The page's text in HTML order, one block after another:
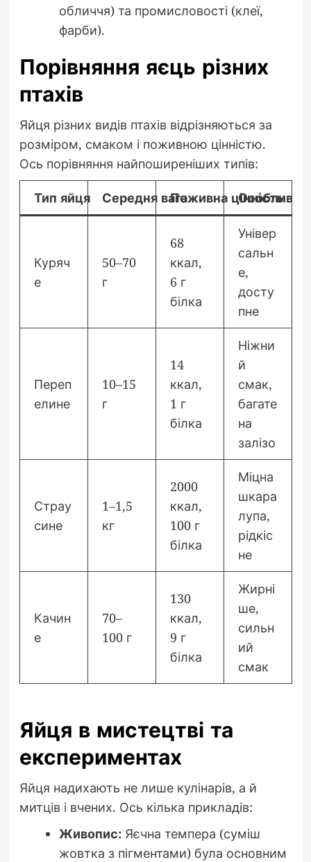
обличчя) та промисловості (клеї,
фарби).
Порівняння яєць різних
птахів
Яйця різних видів птахів відрізняються за
розміром, смаком і поживною цінністю.
Ось порівняння найпоширеніших типів:
Тип яйця Середня вагаПоживна цінність
Куряч
е
50–70
г
68
ккал,
6 г
білка
Універ
сальн
е,
досту
пне
Переп
елине
10–15
г
14
ккал,
1 г
білка
Ніжни
й
смак,
багате
на
залізо
Страу
сине
1–1,5
кг
2000
ккал,
100 г
білка
Міцна
шкара
лупа,
рідкіс
не
Качин
е
70–
100 г
130
ккал,
9 г
білка
Жирні
ше,
сильн
ий
смак
Яйця в мистецтві та
експериментах
Яйця надихають не лише кулінарів, а й
митців і вчених. Ось кілька прикладів:
Живопис:Яєчна темпера (суміш
жовтка з пігментами) була основним